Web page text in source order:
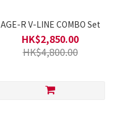
AGE-R V-LINE COMBO Set
HK$2,850.00
HK$4,800.00